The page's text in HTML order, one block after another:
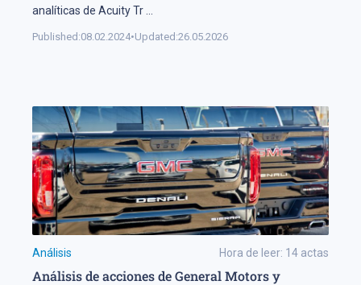
analíticas de Acuity Tr
Published:08.02.2024•Updated:26.05.2026
Análisis Hora de leer: 14 actas
Análisis de acciones de General Motors y